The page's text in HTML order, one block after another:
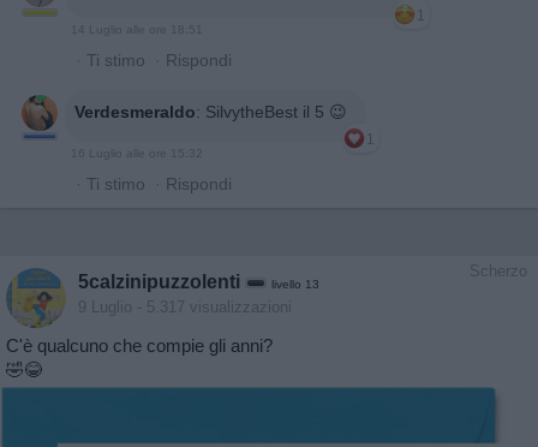
1
· Ti stimo · Rispondi
Verdesmeraldo: SilvytheBest il 5 😉
1
· Ti stimo · Rispondi
Scherzo
5calzinipuzzolenti livello 13
9 Luglio - 5.317 visualizzazioni
C'è qualcuno che compie gli anni?
🤣😂